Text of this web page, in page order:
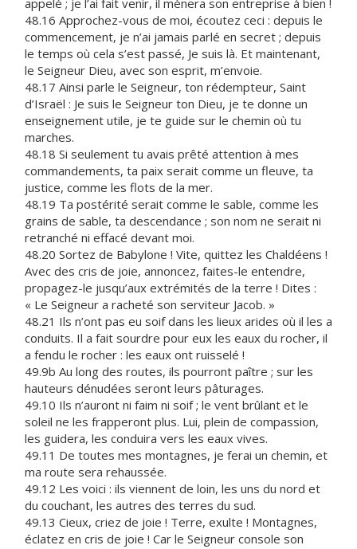
appelé ; je l’ai fait venir, il mènera son entreprise à bien !
48.16 Approchez-vous de moi, écoutez ceci : depuis le
commencement, je n’ai jamais parlé en secret ; depuis
le temps où cela s’est passé, Je suis là. Et maintenant,
le Seigneur Dieu, avec son esprit, m’envoie.
48.17 Ainsi parle le Seigneur, ton rédempteur, Saint
d’Israël : Je suis le Seigneur ton Dieu, je te donne un
enseignement utile, je te guide sur le chemin où tu
marches.
48.18 Si seulement tu avais prêté attention à mes
commandements, ta paix serait comme un fleuve, ta
justice, comme les flots de la mer.
48.19 Ta postérité serait comme le sable, comme les
grains de sable, ta descendance ; son nom ne serait ni
retranché ni effacé devant moi.
48.20 Sortez de Babylone ! Vite, quittez les Chaldéens !
Avec des cris de joie, annoncez, faites-le entendre,
propagez-le jusqu’aux extrémités de la terre ! Dites :
« Le Seigneur a racheté son serviteur Jacob. »
48.21 Ils n’ont pas eu soif dans les lieux arides où il les a
conduits. Il a fait sourdre pour eux les eaux du rocher, il
a fendu le rocher : les eaux ont ruisselé !
49.9b Au long des routes, ils pourront paître ; sur les
hauteurs dénudées seront leurs pâturages.
49.10 Ils n’auront ni faim ni soif ; le vent brûlant et le
soleil ne les frapperont plus. Lui, plein de compassion,
les guidera, les conduira vers les eaux vives.
49.11 De toutes mes montagnes, je ferai un chemin, et
ma route sera rehaussée.
49.12 Les voici : ils viennent de loin, les uns du nord et
du couchant, les autres des terres du sud.
49.13 Cieux, criez de joie ! Terre, exulte ! Montagnes,
éclatez en cris de joie ! Car le Seigneur console son